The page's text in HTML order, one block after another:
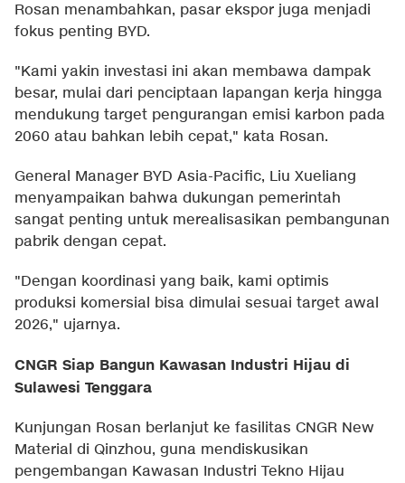
Rosan menambahkan, pasar ekspor juga menjadi
fokus penting BYD.
"Kami yakin investasi ini akan membawa dampak
besar, mulai dari penciptaan lapangan kerja hingga
mendukung target pengurangan emisi karbon pada
2060 atau bahkan lebih cepat," kata Rosan.
General Manager BYD Asia-Pacific, Liu Xueliang
menyampaikan bahwa dukungan pemerintah
sangat penting untuk merealisasikan pembangunan
pabrik dengan cepat.
"Dengan koordinasi yang baik, kami optimis
produksi komersial bisa dimulai sesuai target awal
2026," ujarnya.
CNGR Siap Bangun Kawasan Industri Hijau di
Sulawesi Tenggara
Kunjungan Rosan berlanjut ke fasilitas CNGR New
Material di Qinzhou, guna mendiskusikan
pengembangan Kawasan Industri Tekno Hijau